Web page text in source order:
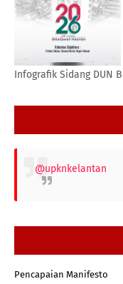
Infografik Sidang DUN
@upknkelantan
Pencapaian Manifesto